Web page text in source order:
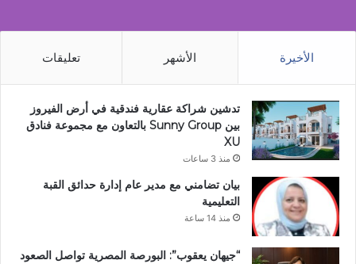
الأخيرة الأشهر تعليقات
تدشين شراكة عقارية فندقية في أرض الفيروز
بين Sunny Group بالتعاون مع مجموعة فنادق
XU
منذ 3 ساعات
بيان تضامني مع مدير عام إدارة حدائق القبة
التعليمية
منذ 14 ساعة
“جيهان يعقوب”: البورصة المصرية تواصل الصعود